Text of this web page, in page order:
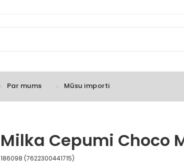
Par mums Mūsu importi
Milka Cepumi Choco
186098 (7622300441715)